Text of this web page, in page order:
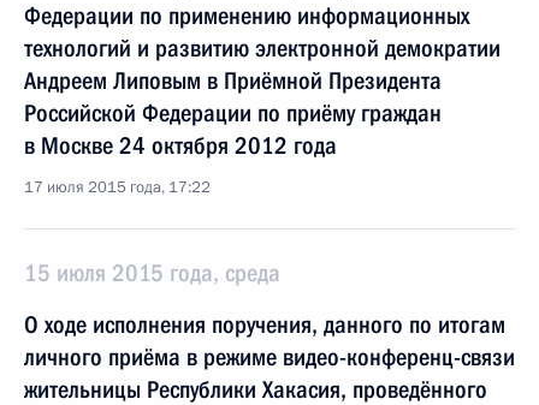
Федерации по применению информационных
технологий и развитию электронной демократии
Андреем Липовым в Приёмной Президента
Российской Федерации по приёму граждан
в Москве 24 октября 2012 года
17 июля 2015 года, 17:22
15 июля 2015 года, среда
О ходе исполнения поручения, данного по итогам
личного приёма в режиме видео-конференц-связи
жительницы Республики Хакасия, проведённого